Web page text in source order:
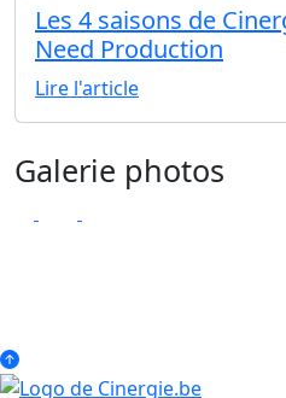
Les 4 saisons de
Need Production
Lire l'article
Galerie photos